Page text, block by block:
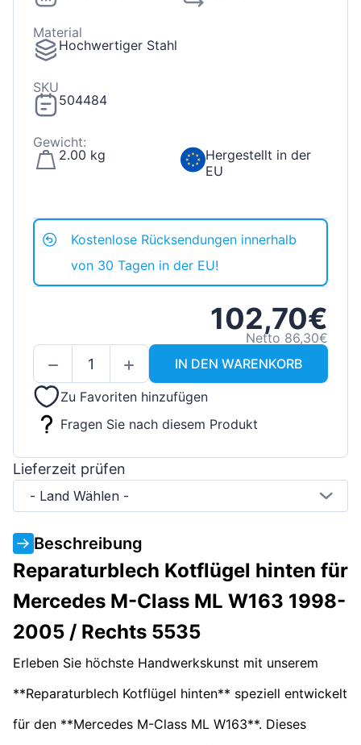
Material
Hochwertiger Stahl
SKU
504484
Gewicht:
2.00 kg
Hergestellt in der
EU
Kostenlose Rücksendungen innerhalb
von 30 Tagen in der EU!
102,70€
Netto 86,30€
IN DEN WARENKORB
Zu Favoriten hinzufügen
Fragen Sie nach diesem Produkt
Lieferzeit prüfen
- Land Wählen -
Beschreibung
Reparaturblech Kotflügel hinten für
Mercedes M-Class ML W163 1998-
2005 / Rechts 5535
Erleben Sie höchste Handwerkskunst mit unserem
**Reparaturblech Kotflügel hinten** speziell entwickelt
für den **Mercedes M-Class ML W163**. Dieses